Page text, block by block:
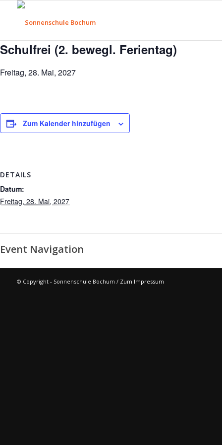
Schulfrei (2. bewegl. Ferientag)
Freitag, 28. Mai, 2027
Zum Kalender hinzufügen
DETAILS
Datum:
Freitag, 28. Mai, 2027
Event Navigation
© Copyright - Sonnenschule Bochum / Zum Impressum